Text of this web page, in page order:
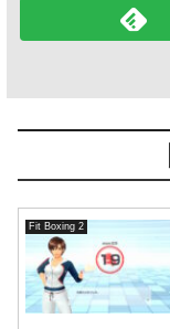
Fit Boxing 2